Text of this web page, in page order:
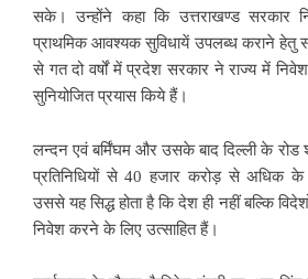
सके। उन्होंने कहा कि उत्तराखण्ड सरकार
प्राथमिक आवश्यक सुविधायें उपलब्ध कराने हेतु
से गत दो वर्षों में प्रदेश सरकार ने राज्य में
सुनियोजित प्रयास किये हैं।
लन्दन एवं बर्मिंघम और उसके बाद दिल्ली के रोड
प्रतिनिधियों से 40 हजार करोड़ से अधिक के
उससे यह सिद्ध होता है कि देश ही नहीं बल्कि
निवेश करने के लिए उत्साहित हैं।